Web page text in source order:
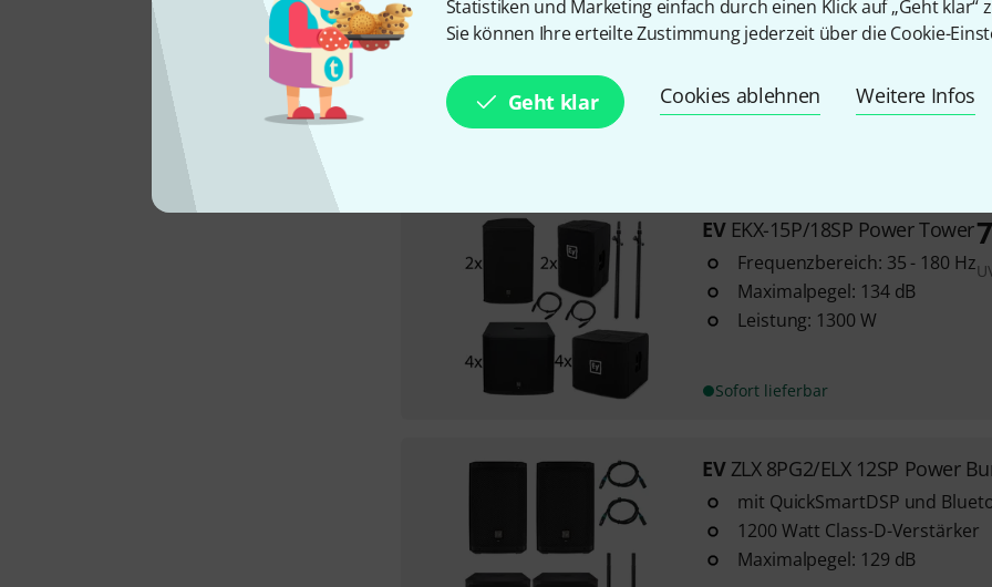
Statistiken und Marketing einfach durch einen Klick auf „Geht klar“
Sie können Ihre erteilte Zustimmung jederzeit über die Cookie-
Geht klar Cookies ablehnen Weitere Infos
Leistung: 1000 Watt Peak
18" Ferrite Woofer
EV EKX-15P/18SP Power Tower
Frequenzbereich: 35 - 180 Hz
Maximalpegel: 134 dB
Leistung: 1300 W
Sofort lieferbar
EV ZLX 8PG2/ELX 12SP Power
mit QuickSmartDSP und
1200 Watt Class-D-Verstärker
Maximalpegel: 129 dB